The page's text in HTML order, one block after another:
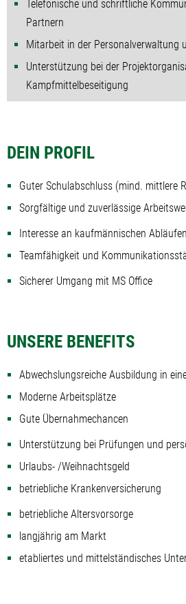
Telefonische und schriftliche
Partnern
Mitarbeit in der Personalverwaltung
Unterstützung bei der
Kampfmittelbeseitigung
DEIN PROFIL
Guter Schulabschluss (mind. mittlere
Sorgfältige und zuverlässige
Interesse an kaufmännischen Abläufen
Teamfähigkeit und
Sicherer Umgang mit MS Office
UNSERE BENEFITS
Abwechslungsreiche Ausbildung in
Moderne Arbeitsplätze
Gute Übernahmechancen
Unterstützung bei Prüfungen und
Urlaubs- /Weihnachtsgeld
betriebliche Krankenversicherung
betriebliche Altersvorsorge
langjährig am Markt
etabliertes und mittelständisches